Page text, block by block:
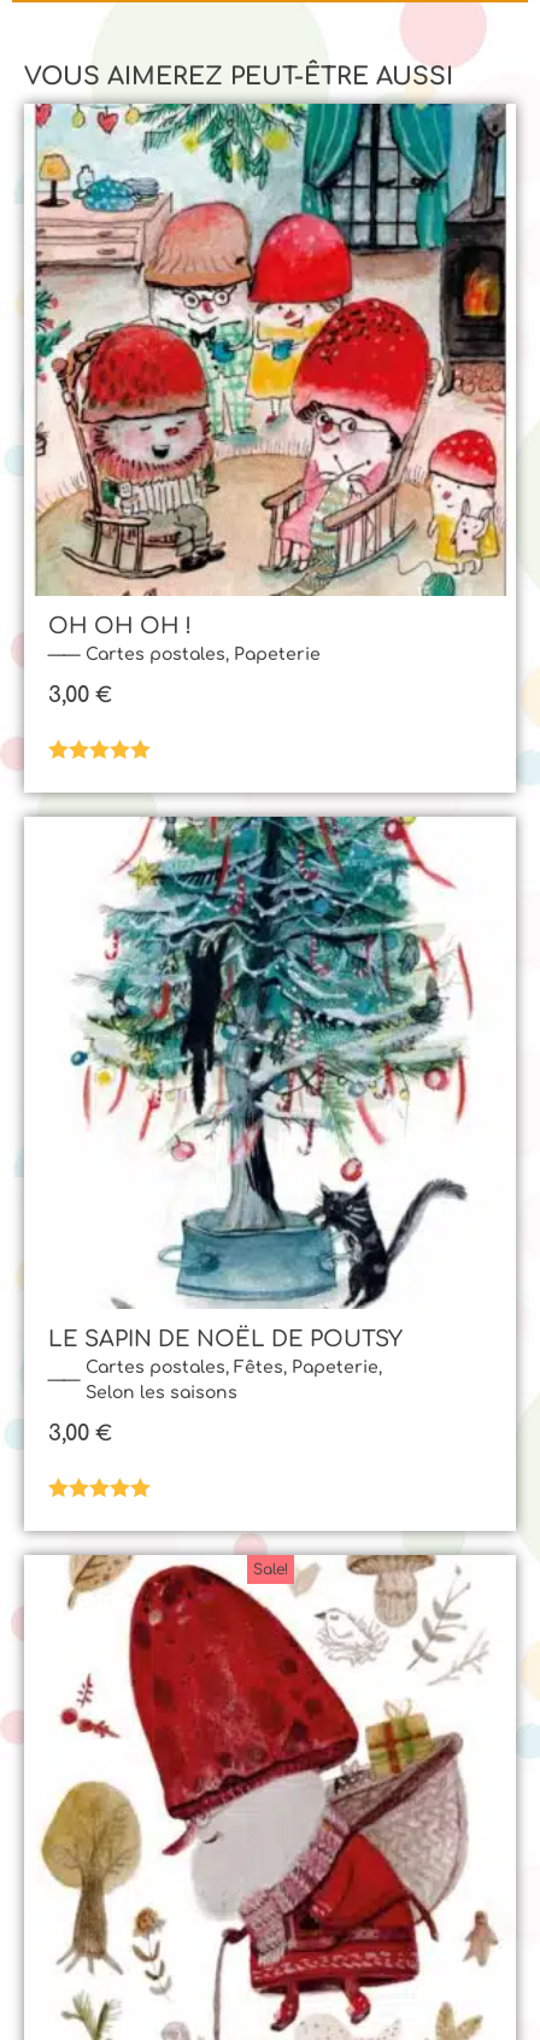
VOUS AIMEREZ PEUT-ÊTRE AUSSI
Cartes postales, Papeterie
OH OH OH !
3,00 €
sur 5
Cartes postales, Fêtes, Papeterie,
Selon les saisons
LE SAPIN DE NOËL DE POUTSY
3,00 €
sur 5
Sale!